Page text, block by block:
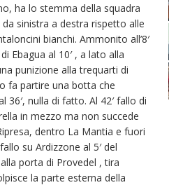
ha lo stemma della squadra
sinistra a destra rispetto alle
bianchi. Ammonito all’8′
Ebagua al 10′ , a lato alla
punizione alla trequarti di
fa partire una botta che
36′, nulla di fatto. Al 42′ fallo di
in mezzo ma non succede
dentro La Mantia e fuori
su Ardizzone al 5′ del
porta di Provedel , tira
la parte esterna della